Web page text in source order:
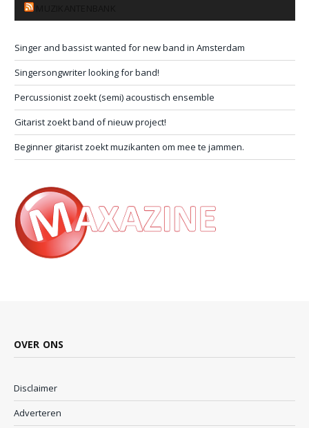
Singer and bassist wanted for new band in Amsterdam
Singersongwriter looking for band!
Percussionist zoekt (semi) acoustisch ensemble
Gitarist zoekt band of nieuw project!
Beginner gitarist zoekt muzikanten om mee te jammen.
OVER ONS
Disclaimer
Adverteren